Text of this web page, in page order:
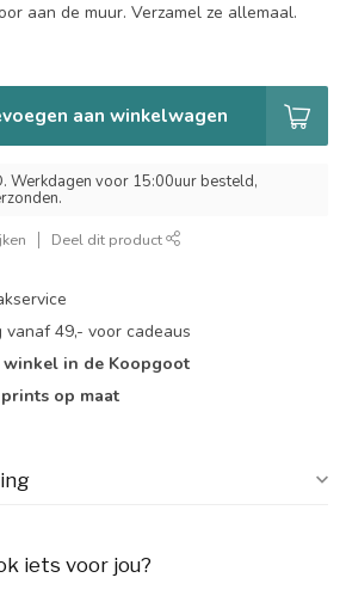
aan de muur. Verzamel ze allemaal.
aan winkelwagen
Werkdagen voor 15:00uur besteld,
Deel dit product
vanaf 49,- voor cadeaus
winkel in de Koopgoot
prints op maat
iets voor jou?